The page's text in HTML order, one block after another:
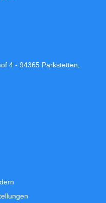
4 - 94365 Parkstetten,